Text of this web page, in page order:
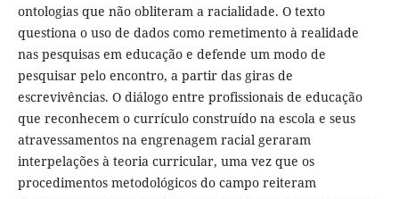
ontologias que não obliteram a racialidade. O texto
questiona o uso de dados como remetimento à realidade
nas pesquisas em educação e defende um modo de
pesquisar pelo encontro, a partir das giras de
escrevivências. O diálogo entre profissionais de educação
que reconhecem o currículo construído na escola e seus
atravessamentos na engrenagem racial geraram
interpelações à teoria curricular, uma vez que os
procedimentos metodológicos do campo reiteram